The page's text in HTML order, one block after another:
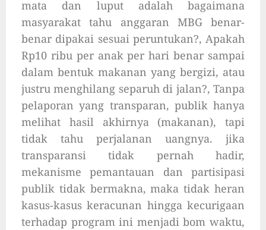
mata dan luput adalah bagaimana
masyarakat tahu anggaran MBG benar-
benar dipakai sesuai peruntukan?, Apakah
Rp10 ribu per anak per hari benar sampai
dalam bentuk makanan yang bergizi, atau
justru menghilang separuh di jalan?, Tanpa
pelaporan yang transparan, publik hanya
melihat hasil akhirnya (makanan), tapi
tidak tahu perjalanan uangnya. jika
transparansi tidak pernah hadir,
mekanisme pemantauan dan partisipasi
publik tidak bermakna, maka tidak heran
kasus-kasus keracunan hingga kecurigaan
terhadap program ini menjadi bom waktu,